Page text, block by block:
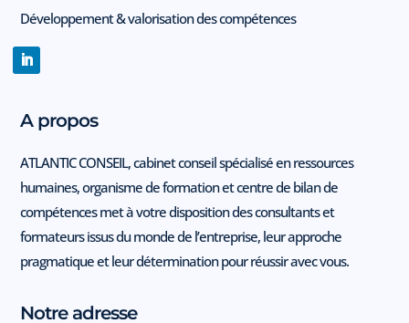
Développement & valorisation des compétences
A propos
ATLANTIC CONSEIL, cabinet conseil spécialisé en ressources
humaines, organisme de formation et centre de bilan de
compétences met à votre disposition des consultants et
formateurs issus du monde de l’entreprise, leur approche
pragmatique et leur détermination pour réussir avec vous.
Notre adresse